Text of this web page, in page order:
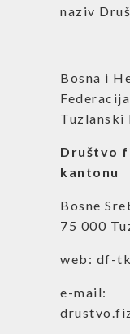
naziv
Bosna i
Tuzlanski
Društvo
kantonu
Bosne
75 000
web: df-
e-mail: